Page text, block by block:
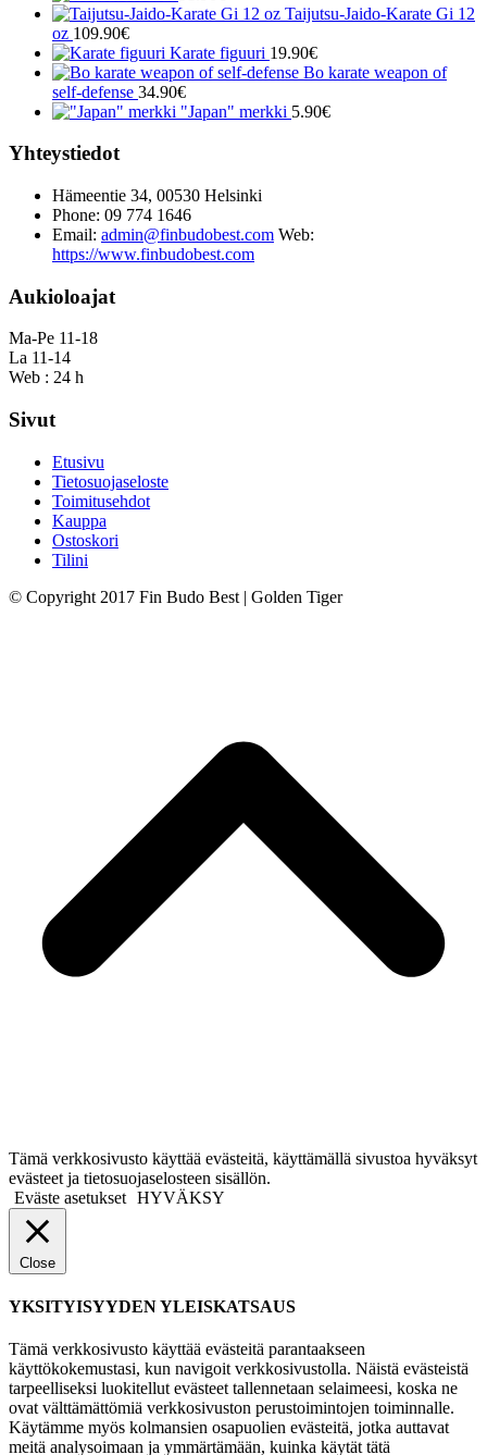
Taijutsu-Jaido-Karate Gi 12
oz 109.90€
Karate figuuri 19.90€
Bo karate weapon of
self-defense 34.90€
"Japan" merkki 5.90€
Yhteystiedot
Hämeentie 34, 00530 Helsinki
Phone: 09 774 1646
Email: admin@finbudobest.com Web:
https://www.finbudobest.com
Aukioloajat
Ma-Pe 11-18
La 11-14
Web : 24 h
Sivut
Etusivu
Tietosuojaseloste
Toimitusehdot
Kauppa
Ostoskori
Tilini
© Copyright 2017 Fin Budo Best | Golden Tiger
Tämä verkkosivusto käyttää evästeitä, käyttämällä sivustoa hyväksyt
evästeet ja tietosuojaselosteen sisällön.
Eväste asetukset HYVÄKSY
Close
YKSITYISYYDEN YLEISKATSAUS
Tämä verkkosivusto käyttää evästeitä parantaakseen
käyttökokemustasi, kun navigoit verkkosivustolla. Näistä evästeistä
tarpeelliseksi luokitellut evästeet tallennetaan selaimeesi, koska ne
ovat välttämättömiä verkkosivuston perustoimintojen toiminnalle.
Käytämme myös kolmansien osapuolien evästeitä, jotka auttavat
meitä analysoimaan ja ymmärtämään, kuinka käytät tätä